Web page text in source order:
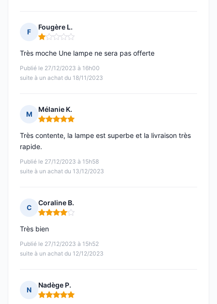
F
Fougère L.
Note : 1 sur 5
Publié le 27/12/2023 à 16h00
suite à un achat du 18/11/2023
Très moche Une lampe ne sera pas offerte
M
Mélanie K.
Note : 5 sur 5
Publié le 27/12/2023 à 15h58
suite à un achat du 13/12/2023
Très contente, la lampe est superbe et la livraison très
rapide.
C
Coraline B.
Note : 4 sur 5
Publié le 27/12/2023 à 15h52
suite à un achat du 12/12/2023
Très bien
N
Nadège P.
Note : 5 sur 5